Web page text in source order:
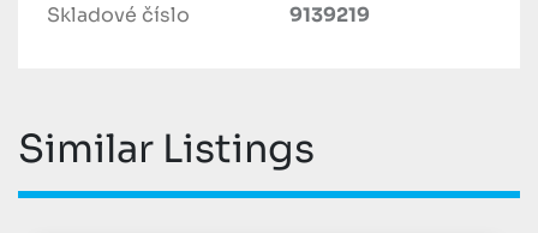
Skladové číslo
9139219
Similar Listings